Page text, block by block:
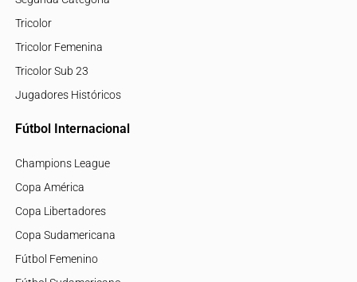
Tricolor
Tricolor Femenina
Tricolor Sub 23
Jugadores Históricos
Fútbol Internacional
Champions League
Copa América
Copa Libertadores
Copa Sudamericana
Fútbol Femenino